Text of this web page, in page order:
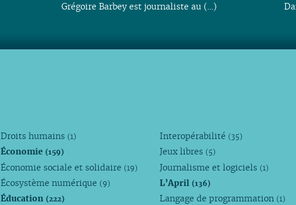
Grégoire Barbey est journaliste au (…)
Droits humains (1)
Économie(159)
Économie sociale et solidaire (19)
Écosystème numérique (9)
Éducation(222)
Interopérabilité (35)
Jeux libres (5)
Journalisme et logiciels (1)
L’April(136)
Langage de programmation (1)